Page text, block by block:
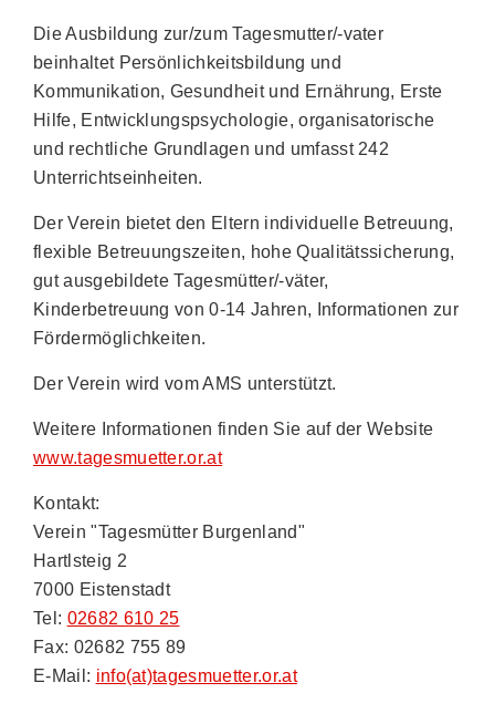
Die Ausbildung zur/zum Tagesmutter/-vater
beinhaltet Persönlichkeitsbildung und
Kommunikation, Gesundheit und Ernährung, Erste
Hilfe, Entwicklungspsychologie, organisatorische
und rechtliche Grundlagen und umfasst 242
Unterrichtseinheiten.
Der Verein bietet den Eltern individuelle Betreuung,
flexible Betreuungszeiten, hohe Qualitätssicherung,
gut ausgebildete Tagesmütter/-väter,
Kinderbetreuung von 0-14 Jahren, Informationen zur
Fördermöglichkeiten.
Der Verein wird vom AMS unterstützt.
Weitere Informationen finden Sie auf der Website
www.tagesmuetter.or.at
Kontakt:
Verein "Tagesmütter Burgenland"
Hartlsteig 2
7000 Eistenstadt
Tel: 02682 610 25
Fax: 02682 755 89
E-Mail: info(at)tagesmuetter.or.at